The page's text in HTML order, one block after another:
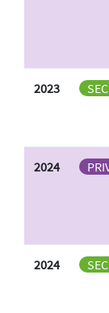
2023
2024
2024